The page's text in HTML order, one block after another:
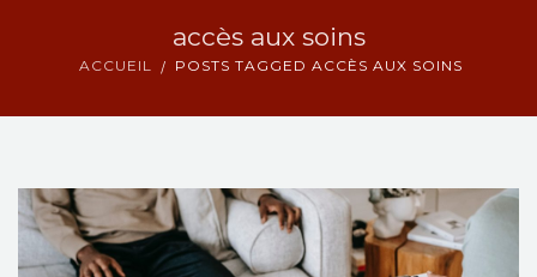
NOS ACTIONS
accès aux soins
ACCUEIL POSTS TAGGED ACCÈS AUX SOINS